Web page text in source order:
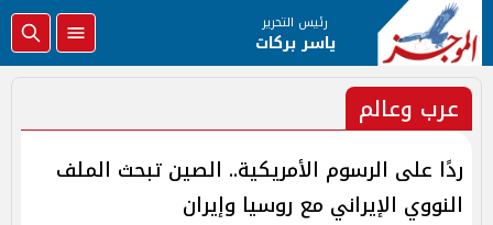
رئيس التحرير
ياسر بركات
عرب وعالم
ردًا على الرسوم الأمريكية.. الصين تبحث الملف
النووي الإيراني مع روسيا وإيران